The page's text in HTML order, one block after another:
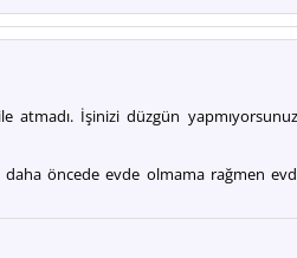
İşinizi düzgün
öncede evde olmama rağmen